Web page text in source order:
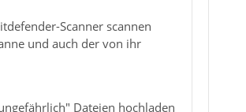
Scanner scannen
und auch der von ihr
Dateien hochladen